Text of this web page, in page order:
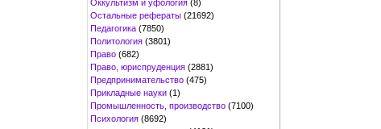
Оккультизм и уфология (8)
Остальные рефераты (21692)
Педагогика (7850)
Политология (3801)
Право (682)
Право, юриспруденция (2881)
Предпринимательство (475)
Прикладные науки (1)
Промышленность, производство (7100)
Психология (8692)